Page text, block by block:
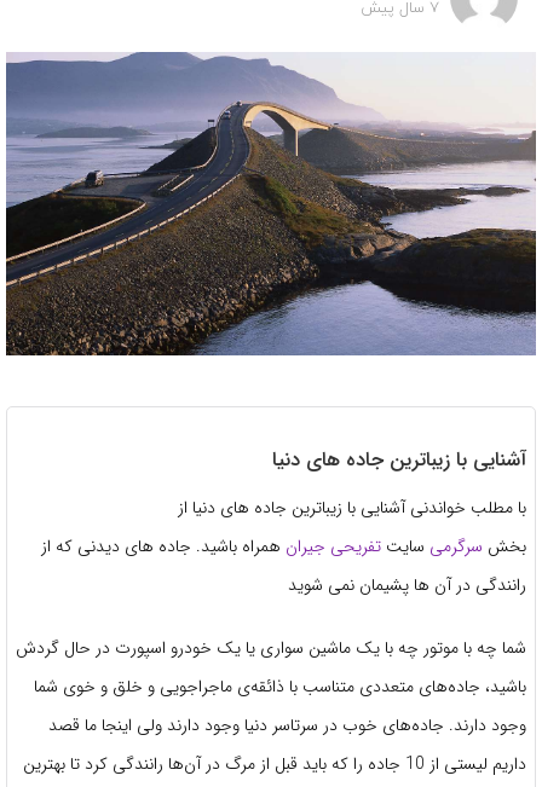
7 سال پیش
آشنایی با زیباترین جاده های دنیا
با مطلب خواندنی آشنایی با زیباترین جاده های دنیا از
بخش سرگرمی سایت تفریحی جیران همراه باشید. جاده های دیدنی که از
رانندگی در آن ها پشیمان نمی شوید
شما چه با موتور چه با یک ماشین سواری یا یک خودرو اسپورت در حال گردش
باشید، جاده‌های متعددی متناسب با ذائقه‌ی ماجراجویی و خلق و خوی شما
وجود دارند. جاده‌های خوب در سرتاسر دنیا وجود دارند ولی اینجا ما قصد
داریم لیستی از 10 جاده را که باید قبل از مرگ در آن‌ها رانندگی کرد تا بهترین